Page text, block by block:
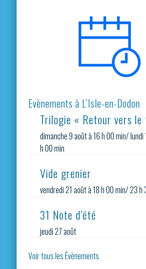
Evènements à L’Isle-en-Dodon
Trilogie « Retour vers
dimanche 9 août à 16 h 00 min/lundi
h 00 min
Vide grenier
vendredi 21 août à 18 h 00 min/23 h
31 Note d’été
jeudi 27 août
Voir tous les Évènements